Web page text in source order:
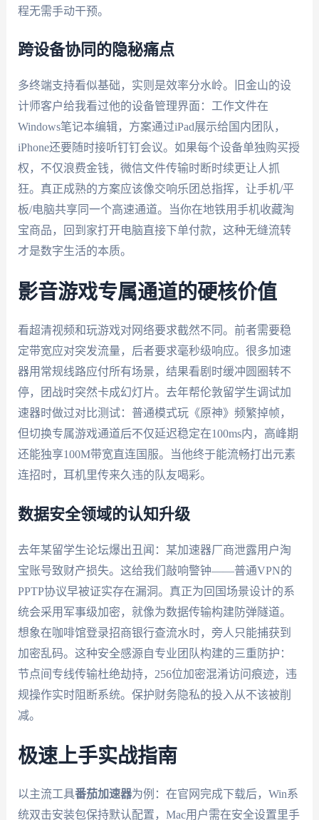
程无需手动干预。
跨设备协同的隐秘痛点
多终端支持看似基础，实则是效率分水岭。旧金山的设
计师客户给我看过他的设备管理界面：工作文件在
Windows笔记本编辑，方案通过iPad展示给国内团队，
iPhone还要随时接听钉钉会议。如果每个设备单独购买授
权，不仅浪费金钱，微信文件传输时断时续更让人抓
狂。真正成熟的方案应该像交响乐团总指挥，让手机/平
板/电脑共享同一个高速通道。当你在地铁用手机收藏淘
宝商品，回到家打开电脑直接下单付款，这种无缝流转
才是数字生活的本质。
影音游戏专属通道的硬核价值
看超清视频和玩游戏对网络要求截然不同。前者需要稳
定带宽应对突发流量，后者要求毫秒级响应。很多加速
器用常规线路应付所有场景，结果看剧时缓冲圆圈转不
停，团战时突然卡成幻灯片。去年帮伦敦留学生调试加
速器时做过对比测试：普通模式玩《原神》频繁掉帧，
但切换专属游戏通道后不仅延迟稳定在100ms内，高峰期
还能独享100M带宽直连国服。当他终于能流畅打出元素
连招时，耳机里传来久违的队友喝彩。
数据安全领域的认知升级
去年某留学生论坛爆出丑闻：某加速器厂商泄露用户淘
宝账号致财产损失。这给我们敲响警钟——普通VPN的
PPTP协议早被证实存在漏洞。真正为回国场景设计的系
统会采用军事级加密，就像为数据传输构建防弹隧道。
想象在咖啡馆登录招商银行查流水时，旁人只能捕获到
加密乱码。这种安全感源自专业团队构建的三重防护：
节点间专线传输杜绝劫持，256位加密混淆访问痕迹，违
规操作实时阻断系统。保护财务隐私的投入从不该被削
减。
极速上手实战指南
以主流工具番茄加速器为例：在官网完成下载后，Win系
统双击安装包保持默认配置，Mac用户需在安全设置里手